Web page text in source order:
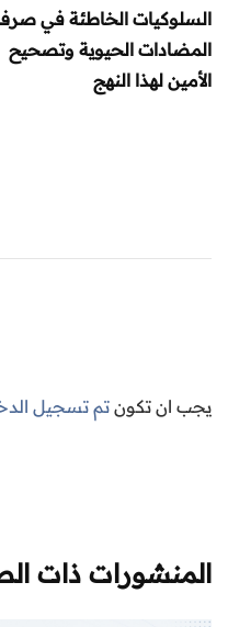
السلوكيات الخاطئة في
المضادات الحيوية وتصحيح
الأمين لهذا النهج
يجب ان تكون تم تسجيل
المنشورات ذات